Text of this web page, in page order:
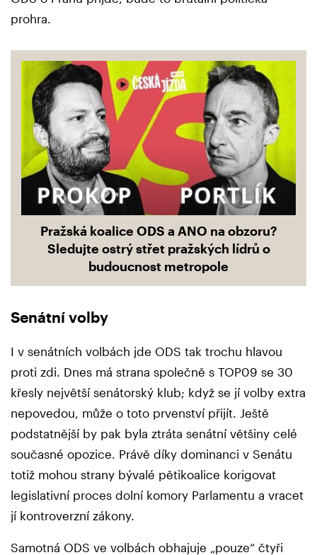
prohra.
Pražská koalice ODS a ANO na obzoru?
Sledujte ostrý střet pražských lídrů o
budoucnost metropole
Senátní volby
I v senátních volbách jde ODS tak trochu hlavou
proti zdi. Dnes má strana společně s TOP09 se 30
křesly největší senátorský klub; když se jí volby extra
nepovedou, může o toto prvenství přijít. Ještě
podstatnější by pak byla ztráta senátní většiny celé
současné opozice. Právě díky dominanci v Senátu
totiž mohou strany bývalé pětikoalice korigovat
legislativní proces dolní komory Parlamentu a vracet
jí kontroverzní zákony.
Samotná ODS ve volbách obhajuje „pouze“ čtyři